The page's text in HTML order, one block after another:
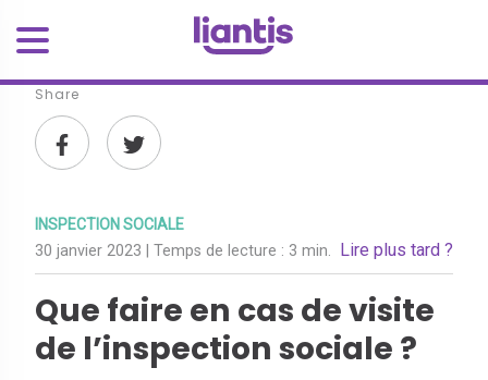
Share
INSPECTION SOCIALE
30 janvier 2023 | Temps de lecture : 3 min. Lire plus tard ?
Que faire en cas de visite
de l’inspection sociale ?